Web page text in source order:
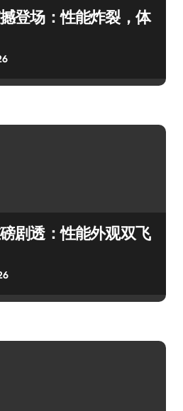
登场：性能炸裂，体
剧透：性能外观双飞